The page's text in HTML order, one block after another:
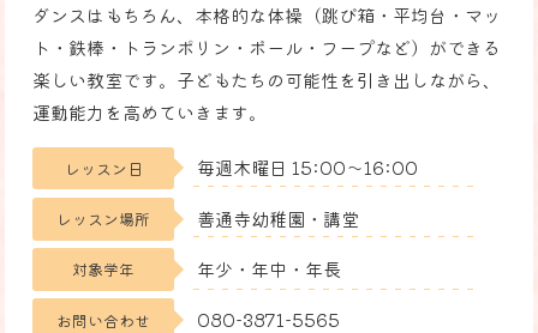
ダンスはもちろん、本格的な体操（跳び箱・平均台・マッ
ト・鉄棒・トランポリン・ボール・フープなど）ができる
楽しい教室です。子どもたちの可能性を引き出しながら、
運動能力を高めていきます。
レッスン日 毎週木曜日 15:00〜16:00
レッスン場所 善通寺幼稚園・講堂
対象学年 年少・年中・年長
お問い合わせ 080-3871-5565